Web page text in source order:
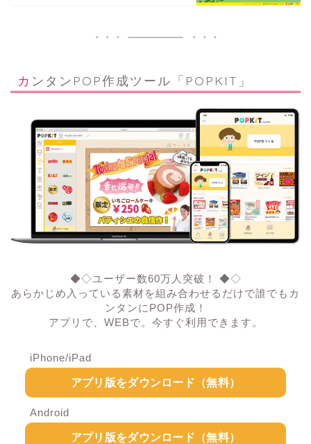
カンタンPOP作成ツール「POPKIT」
◆◇ユーザー数60万人突破！ ◆◇
あらかじめ入っている素材を組み合わせるだけで誰でもカ
ンタンにPOP作成！
アプリで、WEBで。今すぐ利用できます。
iPhone/iPad
アプリ版をダウンロード（無料）
Android
アプリ版をダウンロード（無料）